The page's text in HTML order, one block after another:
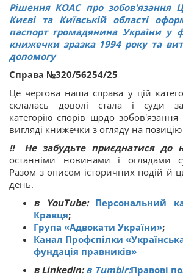
Рішення КОАС про зобов'язання
Києві та Київській області
паспорт громадянина України у
книжечки зразка 1994 року та
допомогу
Справа №320/56254/25
Це чергова наша справа у цій
склалась доволі стала і суди
категорію спорів щодо
вигляді книжечки з огляду на
‼ Не забудьте приєднатися до
останніми новинами і оглядами
Разом з описом історичних подій й
день.
в YouTube: Персональний
Кравця;
Група «Адвокати України»;
Канал Профспілки
фундація правників»
в LinkedIn:в Tumblr:Правові